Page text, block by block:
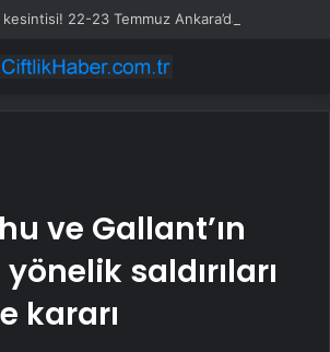
ve Gallant’ın
yönelik saldırıları
kararı